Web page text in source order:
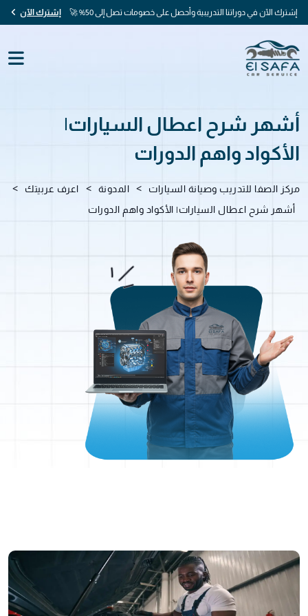
إشترك الآن في دوراتنا التدريبية وأحصل على خصومات تصل إلى 50% 🚀 إشترك الآن
أشهر شرح اعطال السيارات|
الأكواد واهم الدورات
مركز الصفا للتدريب وصيانة السيارات > المدونة > اعرف عربيتك >
أشهر شرح اعطال السيارات| الأكواد واهم الدورات